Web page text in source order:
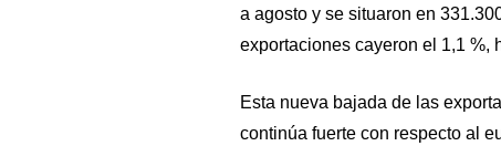
a agosto y se situaron en
exportaciones cayeron el 1,1 %,
Esta nueva bajada de las
continúa fuerte con respecto al